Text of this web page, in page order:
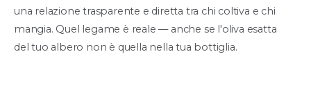
una relazione trasparente e diretta tra chi coltiva e chi
mangia. Quel legame è reale — anche se l'oliva esatta
del tuo albero non è quella nella tua bottiglia.